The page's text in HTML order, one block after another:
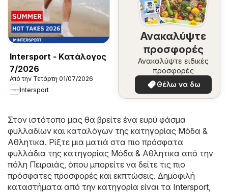
Intersport - Kατάλογος
7/2026
Από την Τετάρτη 01/07/2026
Intersport
Ανακαλύψτε
προσφορές
Ανακαλύψτε ειδικές
προσφορές
Θέλω να δω
Στον ιστότοπο μας θα βρείτε ένα ευρύ φάσμα
φυλλαδίων και καταλόγων της κατηγορίας Μόδα &
Aθλητικα. Ρίξτε μια ματιά στα πιο πρόσφατα
φυλλάδια της κατηγορίας Μόδα & Aθλητικα από την
πόλη Πειραιάς, όπου μπορείτε να δείτε τις πιο
πρόσφατες προσφορές και εκπτώσεις. Δημοφιλή
καταστήματα από την κατηγορία είναι τα Intersport,